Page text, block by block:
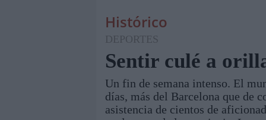
Módulos Portada Jaén Provincia
Histórico
DEPORTES
Sentir culé a
Un fin de semana intenso. El
días, más del Barcelona que de
asistencia de cientos de